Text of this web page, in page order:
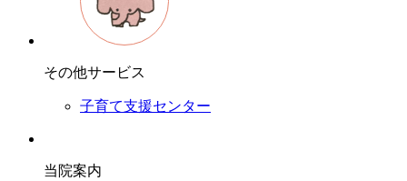
その他サービス
子育て支援センター
当院案内